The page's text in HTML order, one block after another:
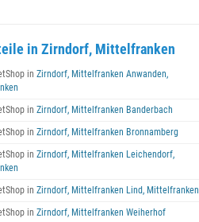
in Zirndorf, Mittelfranken
in Zirndorf, Mittelfranken Anwanden,
in Zirndorf, Mittelfranken Banderbach
in Zirndorf, Mittelfranken Bronnamberg
in Zirndorf, Mittelfranken Leichendorf,
in Zirndorf, Mittelfranken Lind, Mittelfranken
in Zirndorf, Mittelfranken Weiherhof